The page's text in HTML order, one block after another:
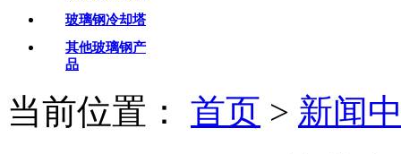
玻璃钢冷却塔
其他玻璃钢产
品
当前位置： 首页 > 新闻